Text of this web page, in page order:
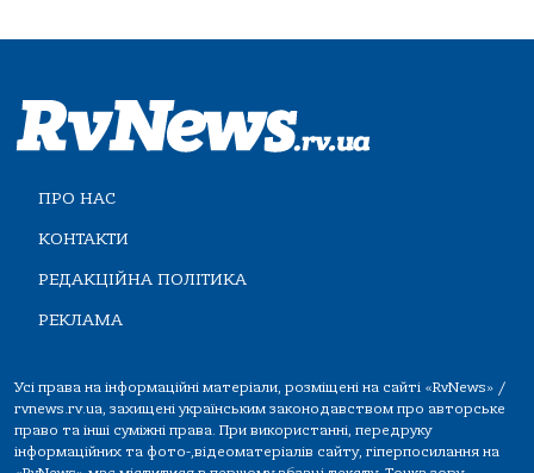
ПРО НАС
КОНТАКТИ
РЕДАКЦІЙНА ПОЛІТИКА
РЕКЛАМА
Усі права на інформаційні матеріали, розміщені на сайті «RvNews» /
rvnews.rv.ua, захищені українським законодавством про авторське
право та інші суміжні права. При використанні, передруку
інформаційних та фото-,відеоматеріалів сайту, гіперпосилання на